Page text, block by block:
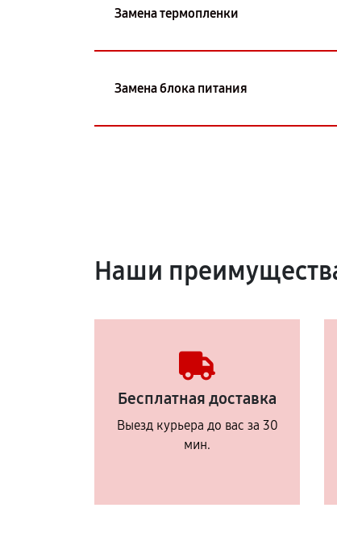
Замена термопленки
Замена блока питания
Наши
Бесплатная доставка
Выезд курьера до вас за 30
мин.